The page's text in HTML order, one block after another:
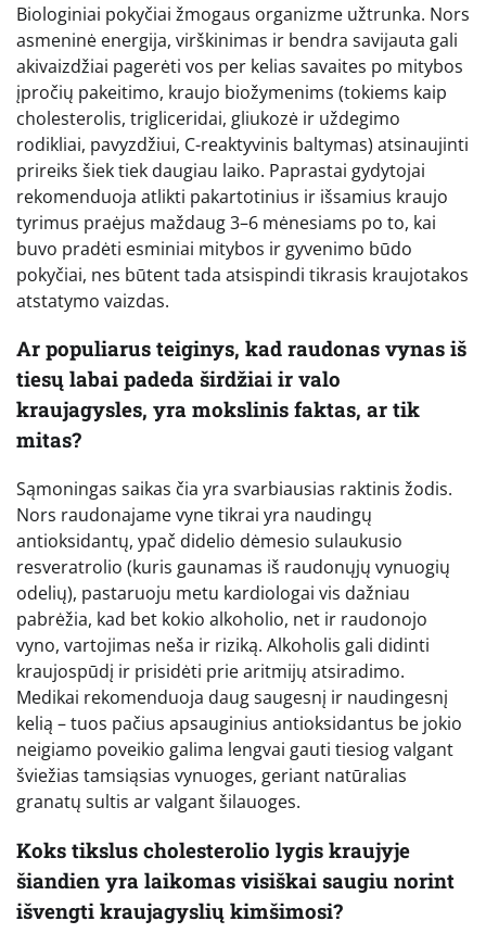
Biologiniai pokyčiai žmogaus organizme užtrunka. Nors
asmeninė energija, virškinimas ir bendra savijauta gali
akivaizdžiai pagerėti vos per kelias savaites po mitybos
įpročių pakeitimo, kraujo biožymenims (tokiems kaip
cholesterolis, trigliceridai, gliukozė ir uždegimo
rodikliai, pavyzdžiui, C-reaktyvinis baltymas) atsinaujinti
prireiks šiek tiek daugiau laiko. Paprastai gydytojai
rekomenduoja atlikti pakartotinius ir išsamius kraujo
tyrimus praėjus maždaug 3–6 mėnesiams po to, kai
buvo pradėti esminiai mitybos ir gyvenimo būdo
pokyčiai, nes būtent tada atsispindi tikrasis kraujotakos
atstatymo vaizdas.
Ar populiarus teiginys, kad raudonas vynas iš
tiesų labai padeda širdžiai ir valo
kraujagysles, yra mokslinis faktas, ar tik
mitas?
Sąmoningas saikas čia yra svarbiausias raktinis žodis.
Nors raudonajame vyne tikrai yra naudingų
antioksidantų, ypač didelio dėmesio sulaukusio
resveratrolio (kuris gaunamas iš raudonųjų vynuogių
odelių), pastaruoju metu kardiologai vis dažniau
pabrėžia, kad bet kokio alkoholio, net ir raudonojo
vyno, vartojimas neša ir riziką. Alkoholis gali didinti
kraujospūdį ir prisidėti prie aritmijų atsiradimo.
Medikai rekomenduoja daug saugesnį ir naudingesnį
kelią – tuos pačius apsauginius antioksidantus be jokio
neigiamo poveikio galima lengvai gauti tiesiog valgant
šviežias tamsiąsias vynuoges, geriant natūralias
granatų sultis ar valgant šilauoges.
Koks tikslus cholesterolio lygis kraujyje
šiandien yra laikomas visiškai saugiu norint
išvengti kraujagyslių kimšimosi?